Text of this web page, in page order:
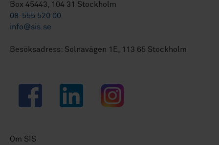
Box 45443, 104 31 Stockholm
08-555 520 00
info@sis.se
Besöksadress: Solnavägen 1E, 113 65 Stockholm
Facebook LinkedIn Instagram
Om SIS